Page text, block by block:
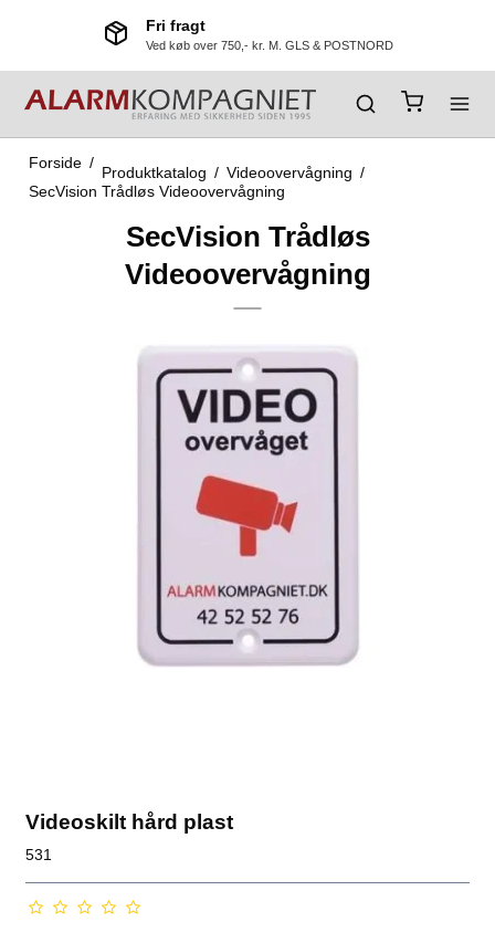
Fri fragt
Ved køb over 750,- kr. M. GLS & POSTNORD
Forside /
Produktkatalog / Videoovervågning /
SecVision Trådløs Videoovervågning
SecVision Trådløs
Videoovervågning
Videoskilt hård plast
531